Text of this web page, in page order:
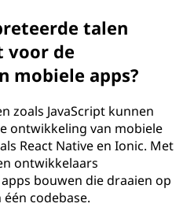
talen
voor de
mobiele apps?
zoals JavaScript kunnen
ontwikkeling van mobiele
React Native en Ionic. Met
ontwikkelaars
bouwen die draaien op
codebase.